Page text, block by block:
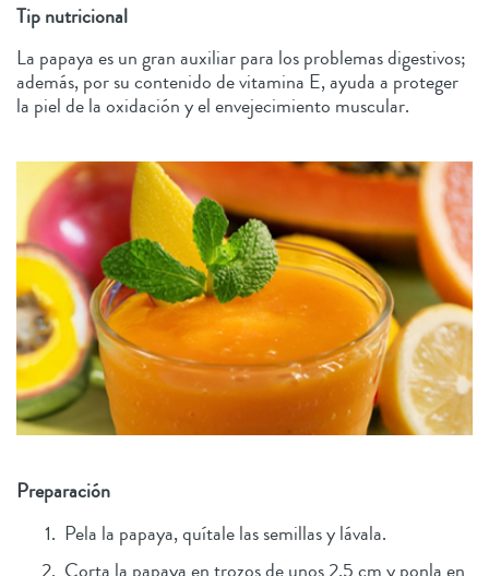
Tip nutricional
La papaya es un gran auxiliar para los problemas digestivos;
además, por su contenido de vitamina E, ayuda a proteger
la piel de la oxidación y el envejecimiento muscular.
Preparación
Pela la papaya, quítale las semillas y lávala.